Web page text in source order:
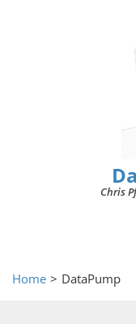
Chris
Home > DataPump